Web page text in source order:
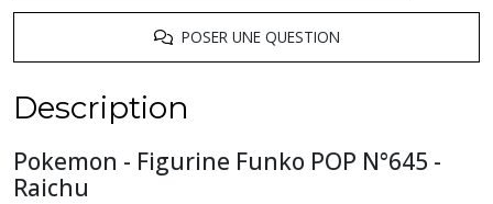
POSER UNE QUESTION
Description
Pokemon - Figurine Funko POP N°645 -
Raichu